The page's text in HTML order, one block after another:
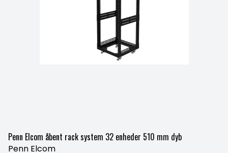
Penn Elcom åbent rack system 32 enheder 510 mm dyb
Penn Elcom